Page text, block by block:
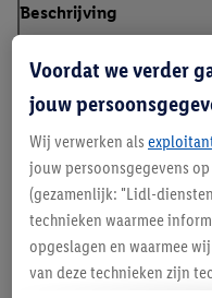
Beschrijving
Kenmerk: Met ronde hals
Voordat we verder
jouw
Wij verwerken als
jouw persoonsgegevens
(gezamenlijk: "Lidl-
technieken waarmee
opgeslagen en waarmee
van deze technieken zijn